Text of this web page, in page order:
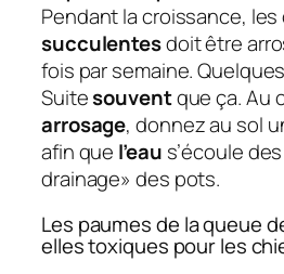
Pendant la croissance,
succulentesdoit être
fois par semaine.
Suitesouventque ça. Au
arrosage, donnez au sol
afin que l’eau s’écoule
drainage» des pots.
Les paumes de la queue
elles toxiques pour les